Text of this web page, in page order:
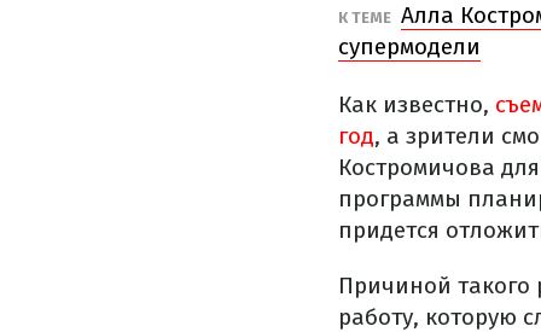
К ТЕМЕ Алла
супермодели
Как известно,
год, а зрители
Костромичова для
программы
придется
Причиной такого
работу, которую